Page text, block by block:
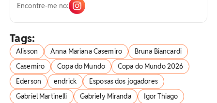
Encontre-me no:
Tags:
Alisson Anna Mariana Casemiro
Bruna Biancardi
Casemiro
Copa do Mundo
Copa do Mundo 2026
Ederson
endrick
Esposas dos jogadores
Gabriel Martinelli
Gabriely Miranda
Igor Thiago